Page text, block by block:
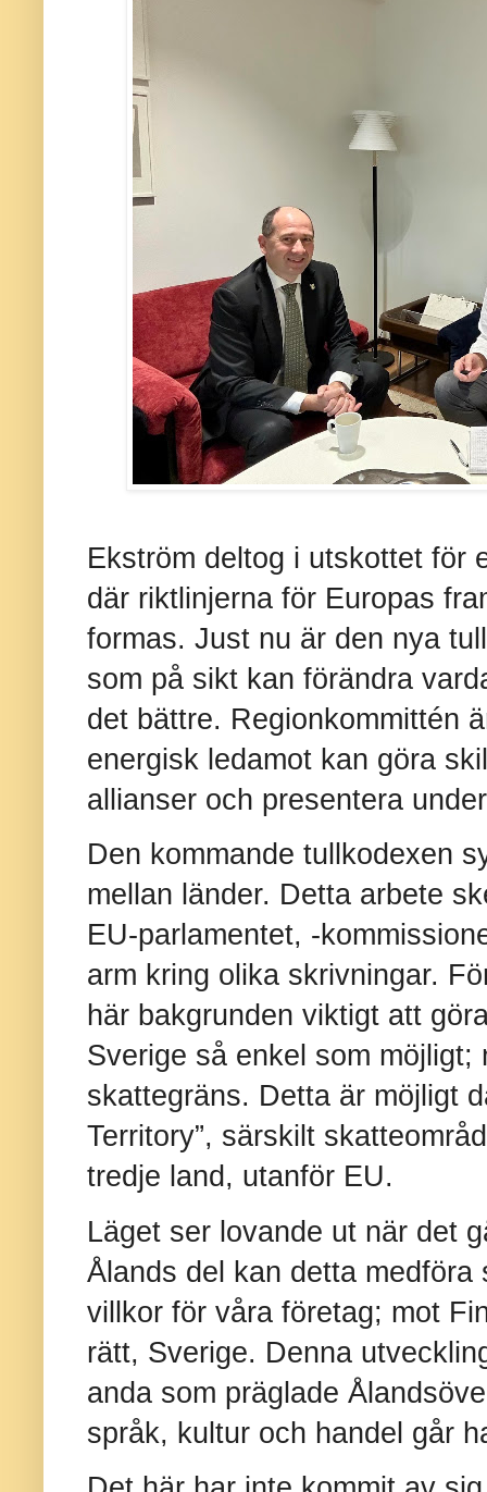
Ekström deltog i utskottet för
där riktlinjerna för Europas
formas. Just nu är den nya
som på sikt kan förändra
det bättre. Regionkommittén
energisk ledamot kan göra
allianser och presentera
Den kommande tullkodexen
mellan länder. Detta arbete
EU-parlamentet, -
arm kring olika skrivningar.
här bakgrunden viktigt att
Sverige så enkel som möjligt;
skattegräns. Detta är möjligt
Territory”, särskilt
tredje land, utanför EU.
Läget ser lovande ut när det
Ålands del kan detta
villkor för våra företag; mot
rätt, Sverige. Denna
anda som präglade
språk, kultur och handel går